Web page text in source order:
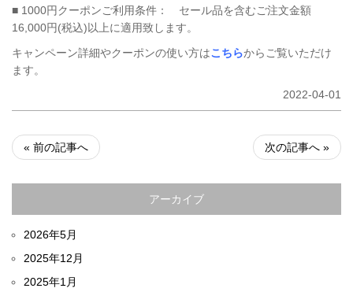
■ 1000円クーポンご利用条件： セール品を含むご注文金額
16,000円(税込)以上に適用致します。
キャンペーン詳細やクーポンの使い方はこちらからご覧いただけ
ます。
2022-04-01
« 前の記事へ 次の記事へ »
アーカイブ
2026年5月
2025年12月
2025年1月